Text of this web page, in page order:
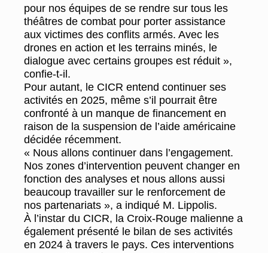
pour nos équipes de se rendre sur tous les
théâtres de combat pour porter assistance
aux victimes des conflits armés. Avec les
drones en action et les terrains minés, le
dialogue avec certains groupes est réduit »,
confie-t-il.
Pour autant, le CICR entend continuer ses
activités en 2025, même s’il pourrait être
confronté à un manque de financement en
raison de la suspension de l’aide américaine
décidée récemment.
« Nous allons continuer dans l’engagement.
Nos zones d’intervention peuvent changer en
fonction des analyses et nous allons aussi
beaucoup travailler sur le renforcement de
nos partenariats », a indiqué M. Lippolis.
À l’instar du CICR, la Croix-Rouge malienne a
également présenté le bilan de ses activités
en 2024 à travers le pays. Ces interventions